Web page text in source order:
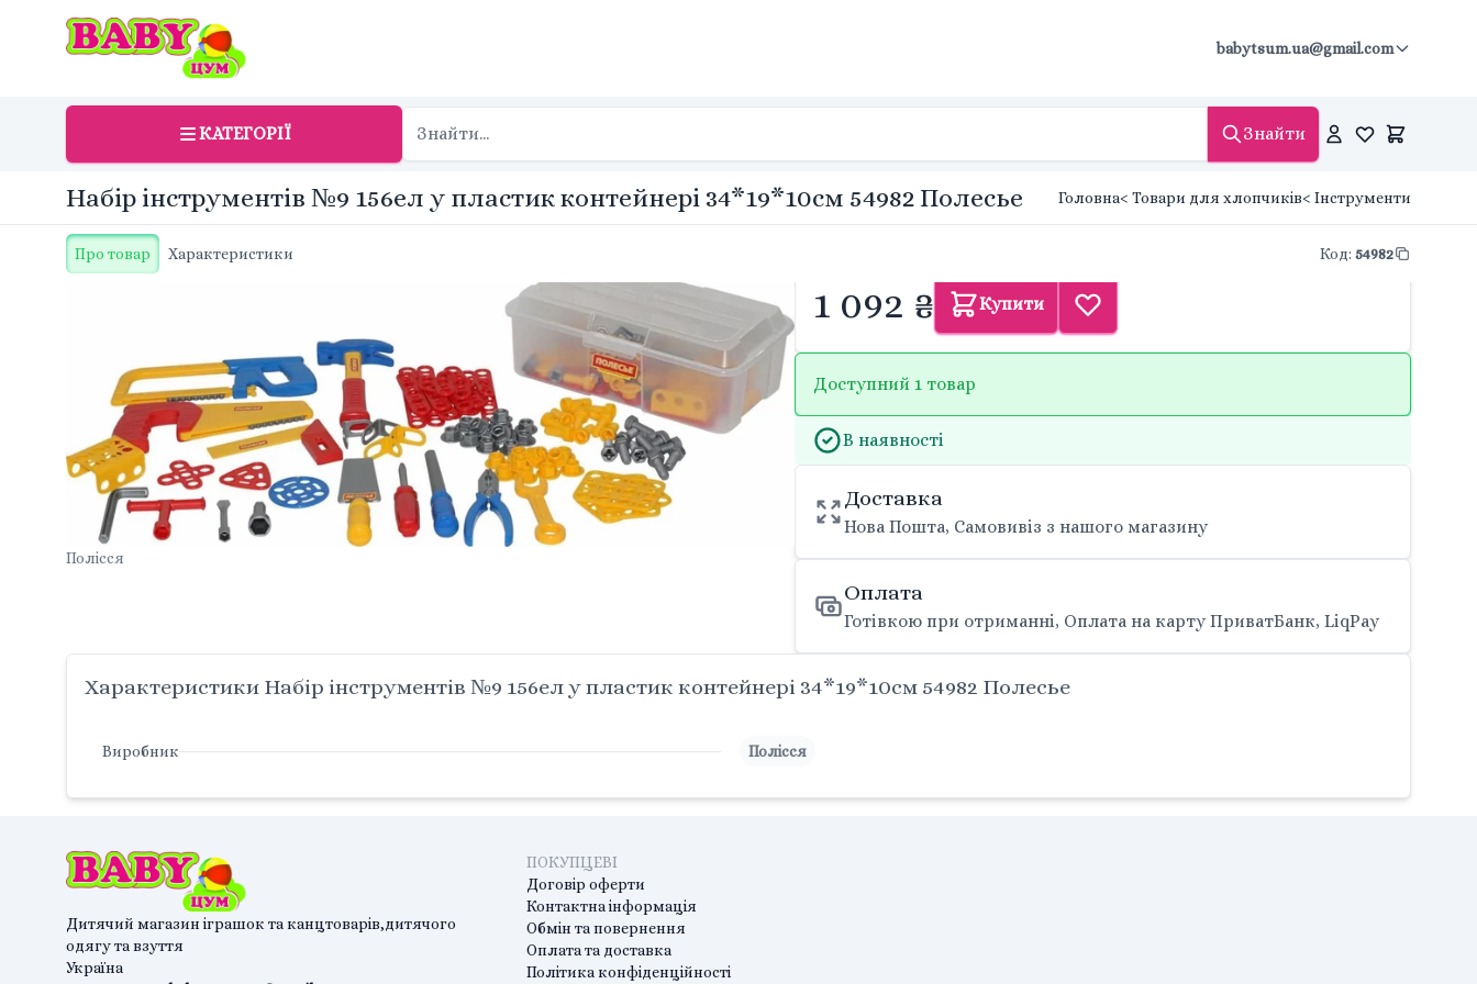
babytsum.ua@gmail.com
КАТЕГОРІЇ Знайти
Набір інструментів №9 156ел у пластик контейнері 34*19*10см 54982 Полесье Головна< Товари для хлопчиків< Інструменти
Про товар Характеристики Код: 54982
Полісся
1 092 ₴ Купити
Доступний 1 товар
В наявності
Доставка
Нова Пошта, Самовивіз з нашого магазину
Оплата
Готівкою при отриманні, Оплата на карту ПриватБанк, LiqPay
Характеристики Набір інструментів №9 156ел у пластик контейнері 34*19*10см 54982 Полесье
Виробник Полісся
Дитячий магазин іграшок та канцтоварів,дитячого
одягу та взуття
Україна
ПОКУПЦЕВІ
Договір оферти
Контактна інформація
Обмін та повернення
Оплата та доставка
Політика конфіденційності